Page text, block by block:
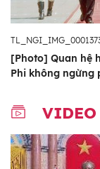
[Photo] Quan hệ
Phi không ngừng
VIDEO